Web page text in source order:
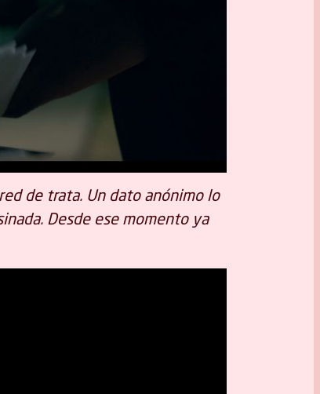
de trata. Un dato anónimo lo
Desde ese momento ya